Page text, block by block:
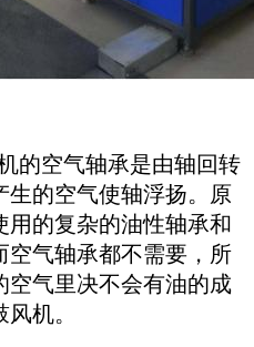
的空气轴承是由轴回转
生的空气使轴浮扬。原
用的复杂的油性轴承和
空气轴承都不需要，所
空气里决不会有油的成
机。